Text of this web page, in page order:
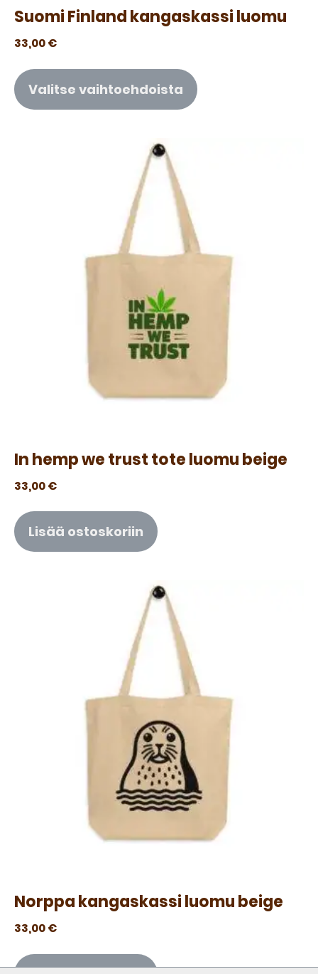
Suomi Finland kangaskassi luomu
33,00€
Valitse vaihtoehdoista
In hemp we trust tote luomu beige
33,00€
Lisää ostoskoriin
Norppa kangaskassi luomu beige
33,00€